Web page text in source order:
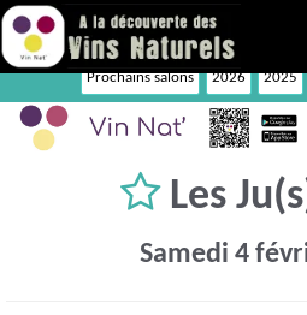
Prochains salons 2026 2025
Les
Samedi 4